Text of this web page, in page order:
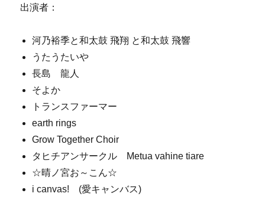
出演者：
河乃裕季と和太鼓 飛翔 と和太鼓 飛響
うたうたいや
長島 龍人
そよか
トランスファーマー
earth rings
Grow Together Choir
タヒチアンサークル Metua vahine tiare
☆晴ノ宮お～こん☆
i canvas! (愛キャンバス)